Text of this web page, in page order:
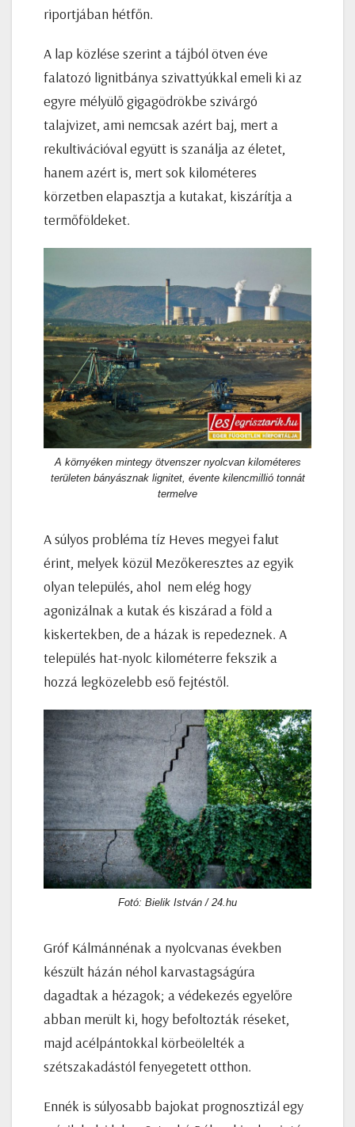
riportjában hétfőn.
A lap közlése szerint a tájból ötven éve
falatozó lignitbánya szivattyúkkal emeli ki az
egyre mélyülő gigagödrökbe szivárgó
talajvizet, ami nemcsak azért baj, mert a
rekultivációval együtt is szanálja az életet,
hanem azért is, mert sok kilométeres
körzetben elapasztja a kutakat, kiszárítja a
termőföldeket.
A környéken mintegy ötvenszer nyolcvan kilométeres
területen bányásznak lignitet, évente kilencmillió tonnát
termelve
A súlyos probléma tíz Heves megyei falut
érint, melyek közül Mezőkeresztes az egyik
olyan település, ahol nem elég hogy
agonizálnak a kutak és kiszárad a föld a
kiskertekben, de a házak is repedeznek. A
település hat-nyolc kilométerre fekszik a
hozzá legközelebb eső fejtéstől.
Fotó: Bielik István / 24.hu
Gróf Kálmánnénak a nyolcvanas években
készült házán néhol karvastagságúra
dagadtak a hézagok; a védekezés egyelőre
abban merült ki, hogy befoltozták réseket,
majd acélpántokkal körbeölelték a
szétszakadástól fenyegetett otthon.
Ennék is súlyosabb bajokat prognosztizál egy